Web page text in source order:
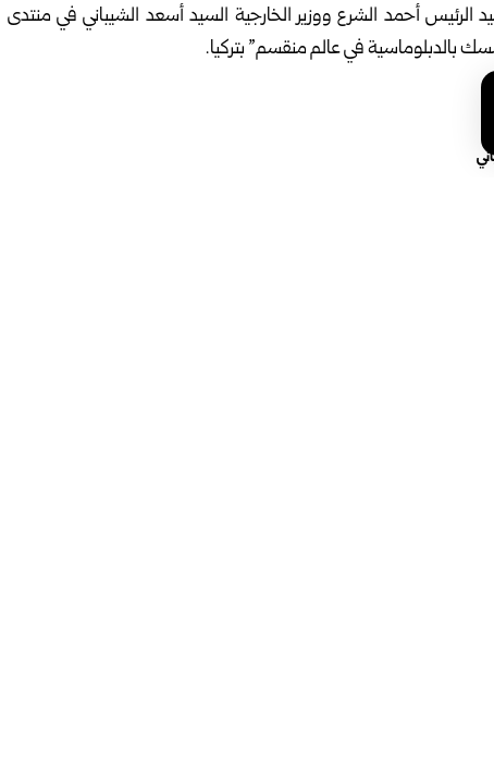
الرئيس أحمد الشرع ووزير الخارجية السيد أسعد الشيباني في منتدى